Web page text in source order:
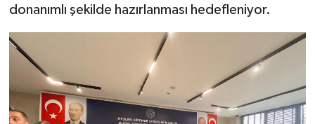
donanımlı şekilde hazırlanması hedefleniyor.